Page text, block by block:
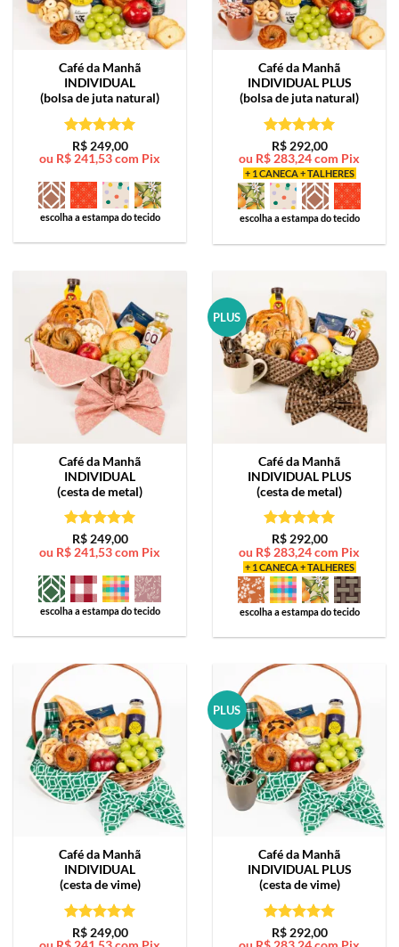
Café da Manhã
INDIVIDUAL
(bolsa de juta natural)
Avaliação5
de 5
R$249,00
ou R$ 241,53com Pix
escolha a estampa do tecido
Café da Manhã
INDIVIDUAL PLUS
(bolsa de juta natural)
Avaliação5
de 5
R$292,00
ou R$ 283,24com Pix
+ 1 CANECA + TALHERES
escolha a estampa do tecido
Café da Manhã
INDIVIDUAL
(cesta de metal)
Avaliação5
de 5
R$249,00
ou R$ 241,53com Pix
escolha a estampa do tecido
PLUS
Café da Manhã
INDIVIDUAL PLUS
(cesta de metal)
Avaliação5
de 5
R$292,00
ou R$ 283,24com Pix
+ 1 CANECA + TALHERES
escolha a estampa do tecido
Café da Manhã
INDIVIDUAL
(cesta de vime)
Avaliação5
R$249,00
PLUS
Café da Manhã
INDIVIDUAL PLUS
(cesta de vime)
Avaliação5
R$292,00